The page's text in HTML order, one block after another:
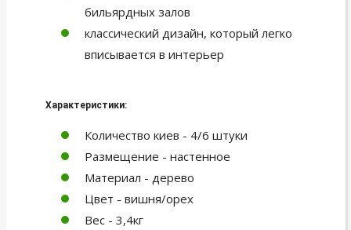
бильярдных залов
классический дизайн, который легко
вписывается в интерьер
Характеристики:
Количество киев - 4/6 штуки
Размещение - настенное
Материал - дерево
Цвет - вишня/орех
Вес - 3,4кг